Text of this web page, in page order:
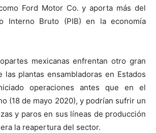
Ford Motor Co. y aporta más del
Interno Bruto (PIB) en la economía
mexicanas enfrentan otro gran
las plantas ensambladoras en Estados
operaciones antes que en el
(18 de mayo 2020), y podrían sufrir un
y paros en sus líneas de producción
la reapertura del sector.